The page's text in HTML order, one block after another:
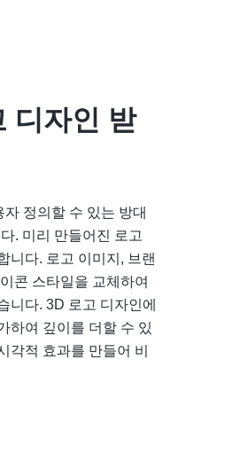
디자인 받
정의할 수 있는 방대
. 미리 만들어진 로고
니다. 로고 이미지, 브랜
콘 스타일을 교체하여
니다. 3D 로고 디자인에
하여 깊이를 더할 수 있
각적 효과를 만들어 비